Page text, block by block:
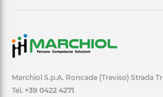
Marchiol S.p.A. Roncade (Treviso) Strada
Tel. +39 0422 4271